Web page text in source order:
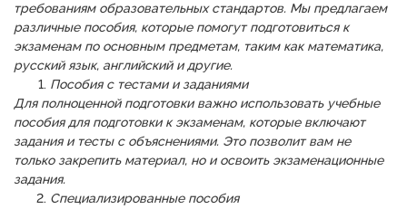
требованиям образовательных стандартов. Мы предлагаем
различные пособия, которые помогут подготовиться к
экзаменам по основным предметам, таким как математика,
русский язык, английский и другие.
Пособия с тестами и заданиями
Для полноценной подготовки важно использовать учебные
пособия для подготовки к экзаменам, которые включают
задания и тесты с объяснениями. Это позволит вам не
только закрепить материал, но и освоить экзаменационные
задания.
Специализированные пособия